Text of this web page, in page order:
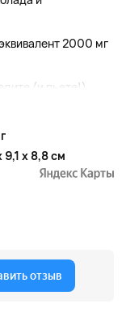
2000 мг
(и пьете!),...
9,1 x 8,8 см